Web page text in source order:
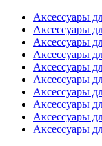
Аксессуары
Аксессуары
Аксессуары
Аксессуары
Аксессуары
Аксессуары
Аксессуары
Аксессуары
Аксессуары
Аксессуары